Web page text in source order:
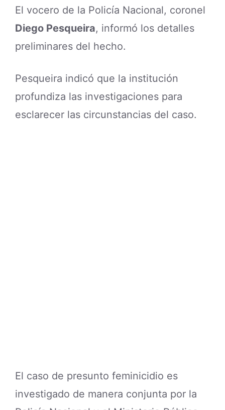
El vocero de la Policía Nacional, coronel
Diego Pesqueira, informó los detalles
preliminares del hecho.
Pesqueira indicó que la institución
profundiza las investigaciones para
esclarecer las circunstancias del caso.
El caso de presunto feminicidio es
investigado de manera conjunta por la